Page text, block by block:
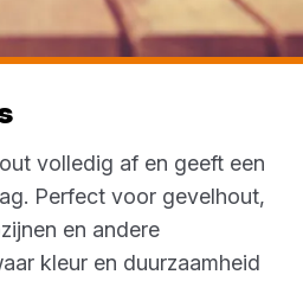
volledig af en geeft een
Perfect voor gevelhout,
en andere
kleur en duurzaamheid